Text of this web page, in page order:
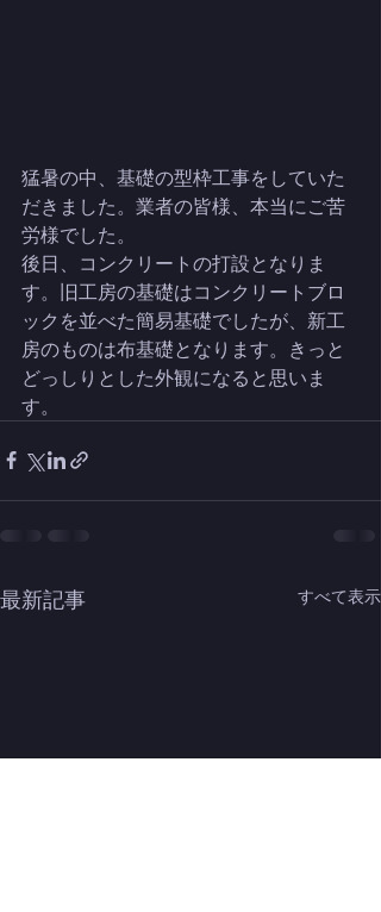
猛暑の中、基礎の型枠工事をしていた
だきました。業者の皆様、本当にご苦
労様でした。
後日、コンクリートの打設となりま
す。旧工房の基礎はコンクリートブロ
ックを並べた簡易基礎でしたが、新工
房のものは布基礎となります。きっと
どっしりとした外観になると思いま
す。
最新記事 すべて表示